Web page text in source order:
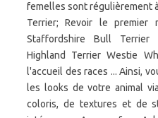
femelles sont régulièrement
Terrier; Revoir le premier
Staffordshire Bull
Highland Terrier Westie
l'accueil des races ... Ainsi,
les looks de votre animal
coloris, de textures et de